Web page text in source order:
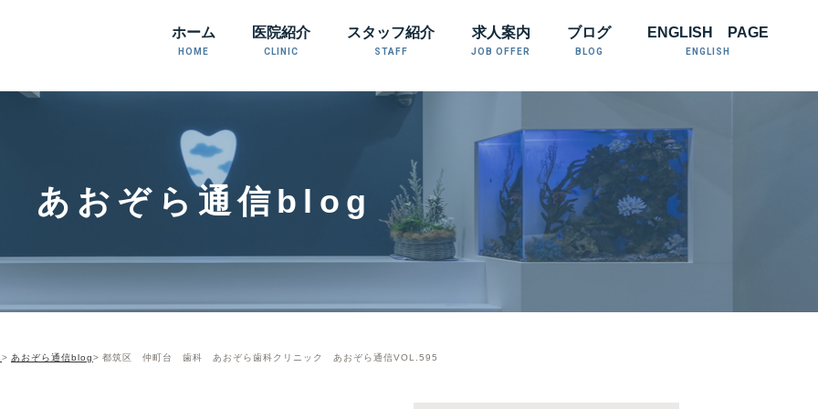
ホーム
HOME
医院紹介
CLINIC
スタッフ紹介
STAFF
求人案内
JOB OFFER
ブログ
BLOG
ENGLISH PAGE
ENGLISH
あおぞら通信blog
あおぞら通信blog 都筑区 仲町台 歯科 あおぞら歯科クリニック あおぞら通信VOL.595